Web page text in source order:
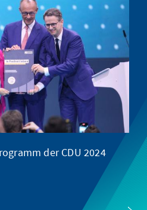
der CDU 2024